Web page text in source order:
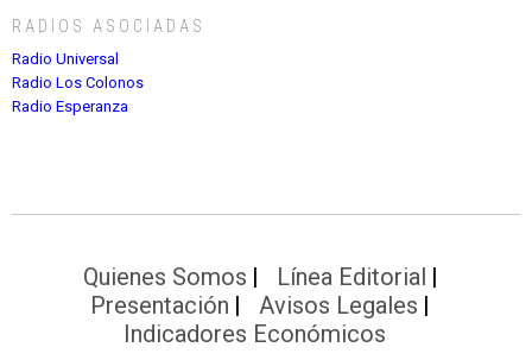
RADIOS ASOCIADAS
Radio Universal
Radio Los Colonos
Radio Esperanza
Quienes Somos
Línea Editorial
Presentación
Avisos Legales
Indicadores Económicos